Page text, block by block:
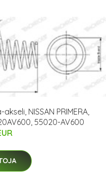
NISSAN PRIMERA,
55020-AV600